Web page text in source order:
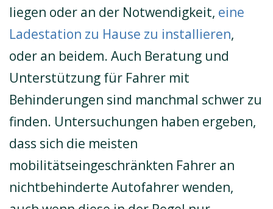
liegen oder an der Notwendigkeit, eine
Ladestation zu Hause zu installieren,
oder an beidem. Auch Beratung und
Unterstützung für Fahrer mit
Behinderungen sind manchmal schwer zu
finden. Untersuchungen haben ergeben,
dass sich die meisten
mobilitätseingeschränkten Fahrer an
nichtbehinderte Autofahrer wenden,